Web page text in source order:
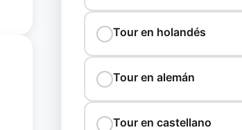
Tour en holandés
Tour en alemán
Tour en castellano